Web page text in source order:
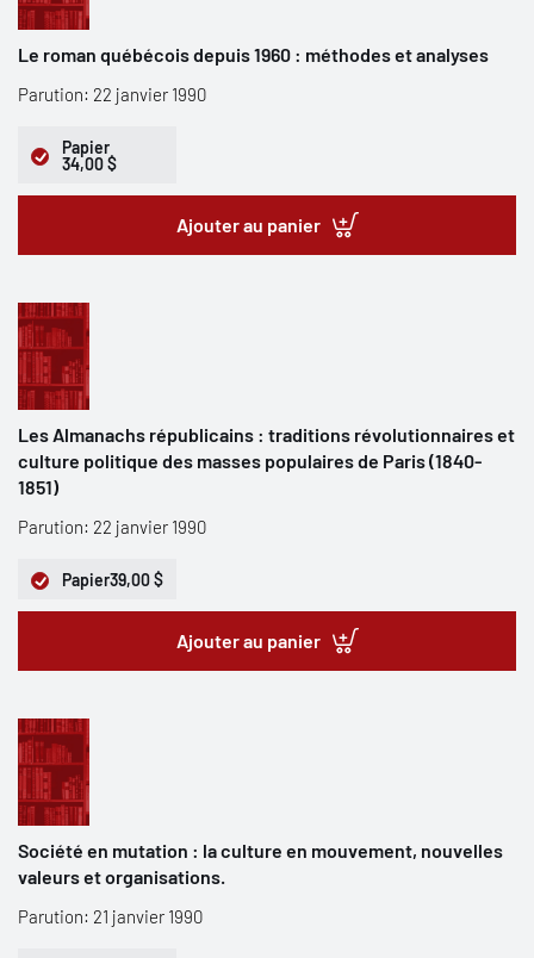
Le roman québécois depuis 1960 : méthodes et analyses
Parution: 22 janvier 1990
Papier
34,00 $
Ajouter au panier
Les Almanachs républicains : traditions révolutionnaires et
culture politique des masses populaires de Paris (1840-
1851)
Parution: 22 janvier 1990
Papier39,00 $
Ajouter au panier
Société en mutation : la culture en mouvement, nouvelles
valeurs et organisations.
Parution: 21 janvier 1990